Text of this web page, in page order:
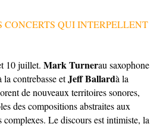
CONCERTS QUI INTERPELLENT
10 juillet. Mark Turnerau saxophone
la contrebasse etJeff Ballardà la
de nouveaux territoires sonores,
des compositions abstraites aux
Le discours est intimiste, la